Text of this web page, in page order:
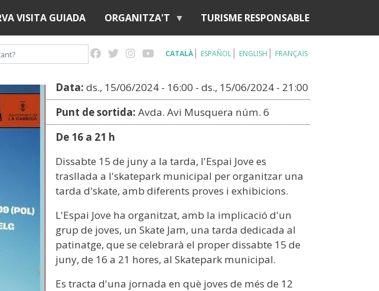
VISITA GUIADA ORGANITZA'T TURISME RESPONSABLE
CATALÀ ESPAÑOL ENGLISH FRANÇAIS
Data: ds., 15/06/2024 - 16:00 -ds., 15/06/2024 - 21:00
Punt de sortida: Avda. Avi Musquera núm. 6
De 16 a 21 h
Dissabte 15 de juny a la tarda, l'Espai Jove es
trasllada a l'skatepark municipal per organitzar una
tarda d'skate, amb diferents proves i exhibicions.
L'Espai Jove ha organitzat, amb la implicació d'un
grup de joves, un Skate Jam, una tarda dedicada al
patinatge, que se celebrarà el proper dissabte 15 de
juny, de 16 a 21 hores, al Skatepark municipal.
Es tracta d'una jornada en què joves de més de 12